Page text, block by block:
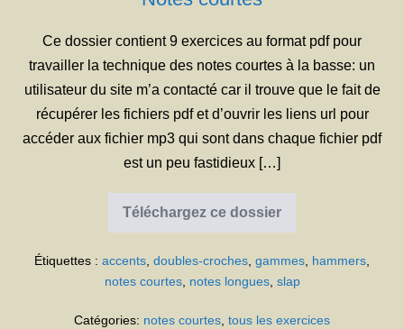
Ce dossier contient 9 exercices au format pdf pour
travailler la technique des notes courtes à la basse: un
utilisateur du site m’a contacté car il trouve que le fait de
récupérer les fichiers pdf et d’ouvrir les liens url pour
accéder aux fichier mp3 qui sont dans chaque fichier pdf
est un peu fastidieux […]
Téléchargez ce dossier
Notes
courtes
Étiquettes : accents, doubles-croches, gammes, hammers,
notes courtes, notes longues, slap
Catégories: notes courtes, tous les exercices